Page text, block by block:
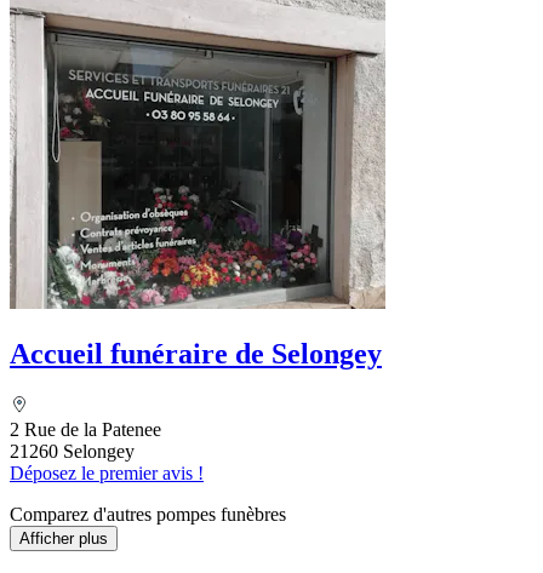
Accueil funéraire de Selongey
2 Rue de la Patenee
21260 Selongey
Déposez le premier avis !
Comparez d'autres pompes funèbres
Afficher plus